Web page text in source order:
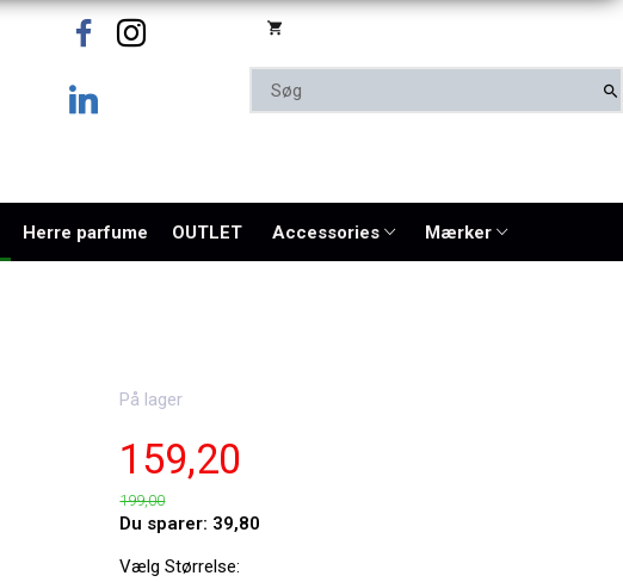
Herre parfume OUTLET Accessories Mærker
På lager
159,20
199,00
Du sparer: 39,80
Vælg Størrelse: